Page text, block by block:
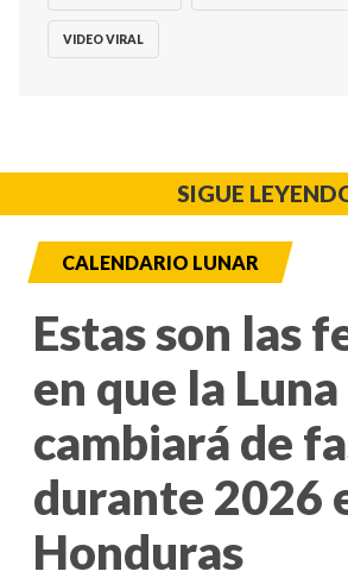
VIDEO VIRAL
SIGUE
CALENDARIO LUNAR
Estas son las
en que la Luna
cambiará de
durante 2026
Honduras